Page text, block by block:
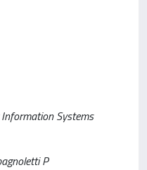
Systems
P